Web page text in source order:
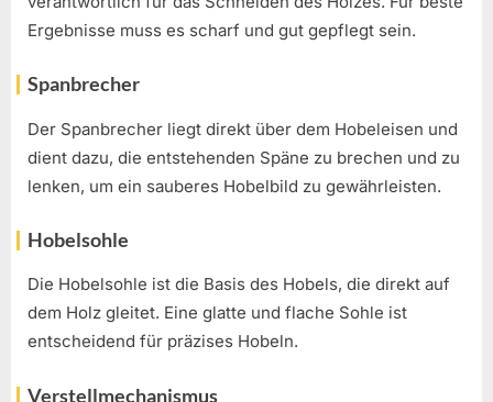
Ergebnisse muss es scharf und gut gepflegt sein.
Spanbrecher
Der Spanbrecher liegt direkt über dem Hobeleisen und
dient dazu, die entstehenden Späne zu brechen und zu
lenken, um ein sauberes Hobelbild zu gewährleisten.
Hobelsohle
Die Hobelsohle ist die Basis des Hobels, die direkt auf
dem Holz gleitet. Eine glatte und flache Sohle ist
entscheidend für präzises Hobeln.
Verstellmechanismus